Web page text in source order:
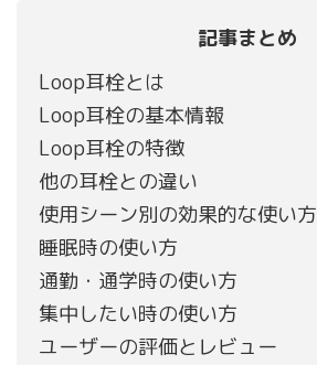
記事まとめ
Loop耳栓とは
Loop耳栓の基本情報
Loop耳栓の特徴
他の耳栓との違い
使用シーン別の効果的な使い方
睡眠時の使い方
通勤・通学時の使い方
集中したい時の使い方
ユーザーの評価とレビュー